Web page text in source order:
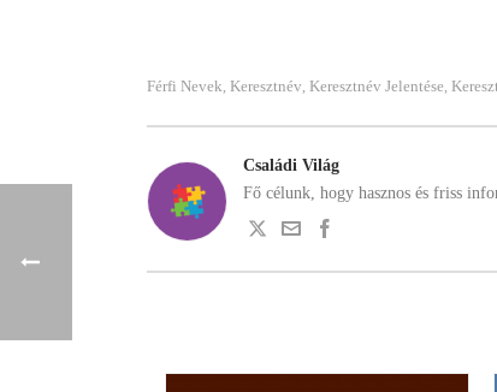
Férfi Nevek, Keresztnév, Keresztnév Jelentése,
Családi Világ
Fő célunk, hogy hasznos és friss